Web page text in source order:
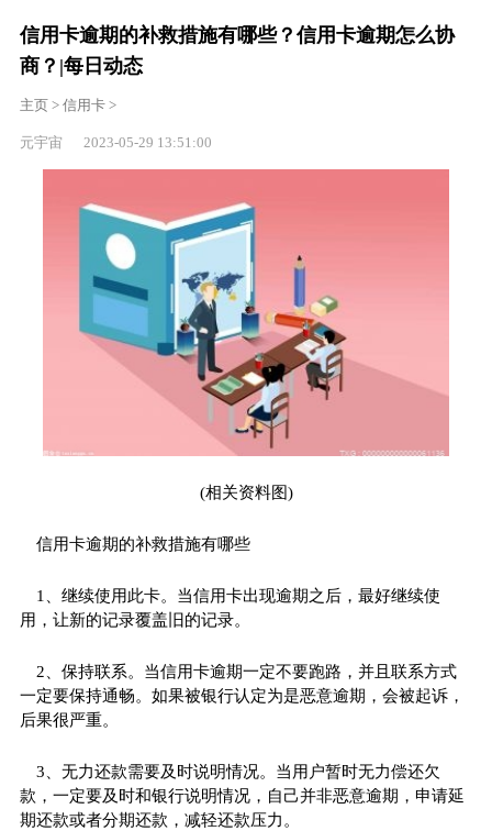
信用卡逾期的补救措施有哪些？信用卡逾期怎么协
商？|每日动态
主页> 信用卡>
元宇宙 2023-05-29 13:51:00
(相关资料图)
信用卡逾期的补救措施有哪些
1、继续使用此卡。当信用卡出现逾期之后，最好继续使
用，让新的记录覆盖旧的记录。
2、保持联系。当信用卡逾期一定不要跑路，并且联系方式
一定要保持通畅。如果被银行认定为是恶意逾期，会被起诉，
后果很严重。
3、无力还款需要及时说明情况。当用户暂时无力偿还欠
款，一定要及时和银行说明情况，自己并非恶意逾期，申请延
期还款或者分期还款，减轻还款压力。